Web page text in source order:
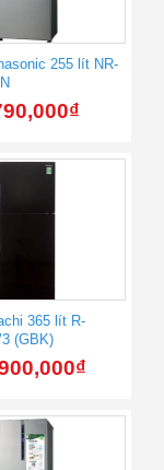
255 lít NR-
₫
365 lít R-
(GBK)
₫